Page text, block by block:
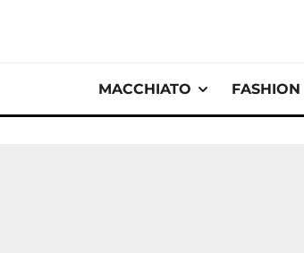
MACCHIATO FASHION